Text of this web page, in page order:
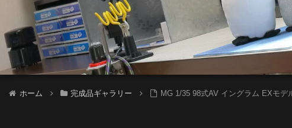
ホーム 完成品ギャラリー MG 1/35 98式AV イングラム EXモデ